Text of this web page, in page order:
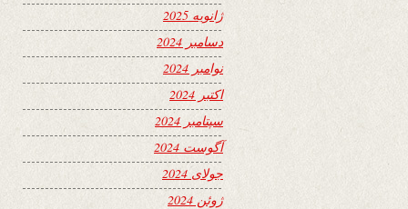
ژانویه 2025
دسامبر 2024
نوامبر 2024
اکتبر 2024
سپتامبر 2024
آگوست 2024
جولای 2024
ژوئن 2024